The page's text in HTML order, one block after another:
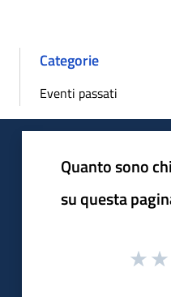
Categorie
Eventi passati
Quanto sono
su questa